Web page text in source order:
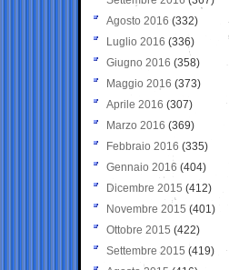
Agosto 2016 (332)
Luglio 2016 (336)
Giugno 2016 (358)
Maggio 2016 (373)
Aprile 2016 (307)
Marzo 2016 (369)
Febbraio 2016 (335)
Gennaio 2016 (404)
Dicembre 2015 (412)
Novembre 2015 (401)
Ottobre 2015 (422)
Settembre 2015 (419)